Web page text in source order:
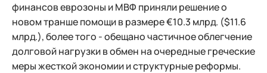
финансов еврозоны и МВФ приняли решение о
новом транше помощи в размере €10.3 млрд. ($11.6
млрд.), более того - обещано частичное облегчение
долговой нагрузки в обмен на очередные греческие
меры жесткой экономии и структурные реформы.